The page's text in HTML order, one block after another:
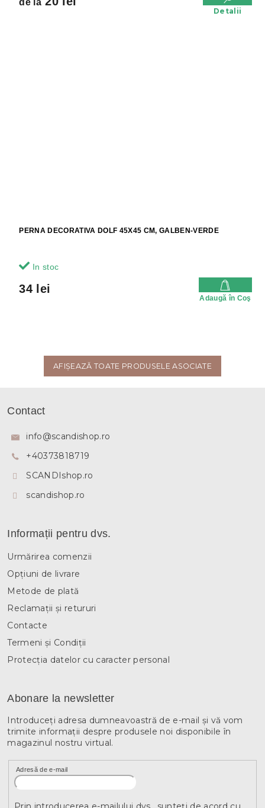
de la
Detalii
PERNA DECORATIVA DOLF 45X45 CM, GALBEN-VERDE
In stoc
34 lei
Adaugă în Coş
AFIŞEAZĂ TOATE PRODUSELE ASOCIATE
Contact
info@scandishop.ro
+40373818719
SCANDIshop.ro
scandishop.ro
Informații pentru dvs.
Urmărirea comenzii
Opțiuni de livrare
Metode de plată
Reclamații și retururi
Contacte
Termeni și Condiții
Protecția datelor cu caracter personal
Abonare la newsletter
Introduceţi adresa dumneavoastră de e-mail şi vă vom
trimite informaţii despre produsele noi disponibile în
magazinul nostru virtual.
Adresă de e-mail